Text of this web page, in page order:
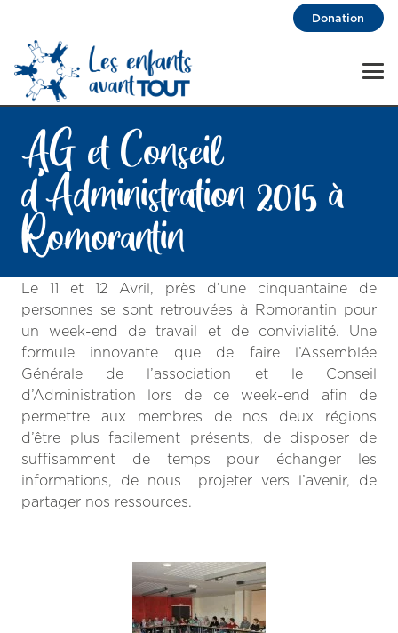
Donation
AG et Conseil
d’Administration 2015 à
Romorantin
Le 11 et 12 Avril, près d’une cinquantaine de
personnes se sont retrouvées à Romorantin pour
un week-end de travail et de convivialité. Une
formule innovante que de faire l’Assemblée
Générale de l’association et le Conseil
d’Administration lors de ce week-end afin de
permettre aux membres de nos deux régions
d’être plus facilement présents, de disposer de
suffisamment de temps pour échanger les
informations, de nous projeter vers l’avenir, de
partager nos ressources.